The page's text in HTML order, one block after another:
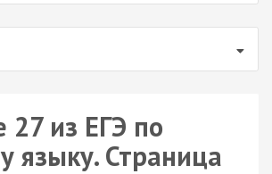
27 из ЕГЭ по
языку. Страница